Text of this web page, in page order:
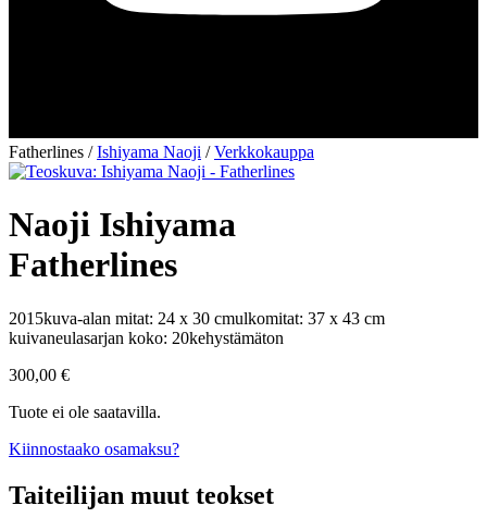
Fatherlines /Ishiyama Naoji /Verkkokauppa
Naoji Ishiyama
Fatherlines
2015kuva-alan mitat: 24 x 30 cmulkomitat: 37 x 43 cm
kuivaneulasarjan koko: 20kehystämäton
300,00 €
Tuote ei ole saatavilla.
Kiinnostaako osamaksu?
Taiteilijan muut teokset